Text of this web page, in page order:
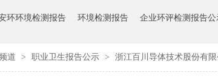
环环境检测报告 环境检测报告 企业环评检测报告公
道 > 职业卫生报告公示 > 浙江百川导体技术股份有